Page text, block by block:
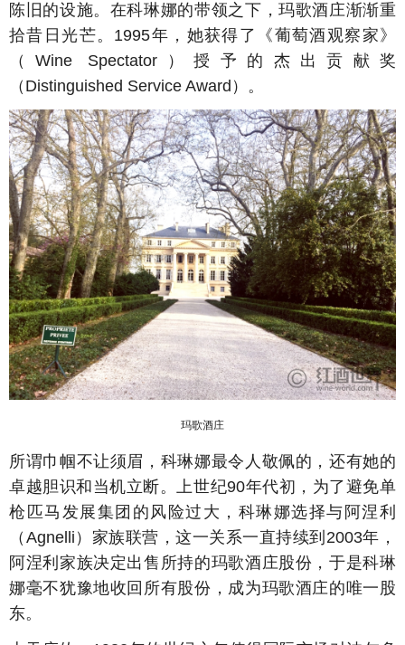
陈旧的设施。在科琳娜的带领之下，玛歌酒庄渐渐重
拾昔日光芒。1995年，她获得了《葡萄酒观察家》
（Wine Spectator）授予的杰出贡献奖
（Distinguished Service Award）。
玛歌酒庄
所谓巾帼不让须眉，科琳娜最令人敬佩的，还有她的
卓越胆识和当机立断。上世纪90年代初，为了避免单
枪匹马发展集团的风险过大，科琳娜选择与阿涅利
（Agnelli）家族联营，这一关系一直持续到2003年，
阿涅利家族决定出售所持的玛歌酒庄股份，于是科琳
娜毫不犹豫地收回所有股份，成为玛歌酒庄的唯一股
东。